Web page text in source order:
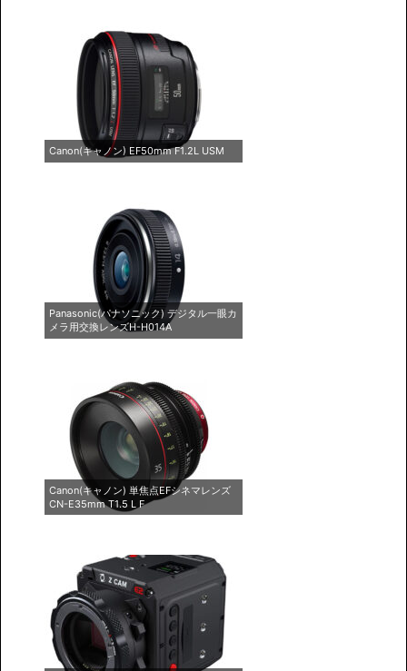
Canon(キャノン) EF50mm F1.2L USM
Panasonic(パナソニック) デジタル一眼カ
メラ用交換レンズH-H014A
Canon(キャノン) 単焦点EFシネマレンズ
CN-E35mm T1.5 L F